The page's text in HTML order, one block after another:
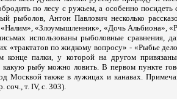
по лесу с ружьем, а особенно посидеть
рыболов, Антон Павлович несколько
«Налим», «Злоумышленник», «Дочь Альбиона»,
использованы рыболовные сравнения,
«трактатов по жидкому вопросу» - «Рыбье
конце палки, у которой на другом
какую рыбу можно ловить. В первом пункте
Москвой также в лужицах и канавах.
соч., т. IV, с. 303).